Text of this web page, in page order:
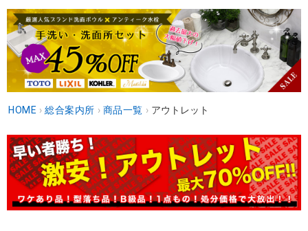
HOME › 総合案内所 › 商品一覧 › アウトレット